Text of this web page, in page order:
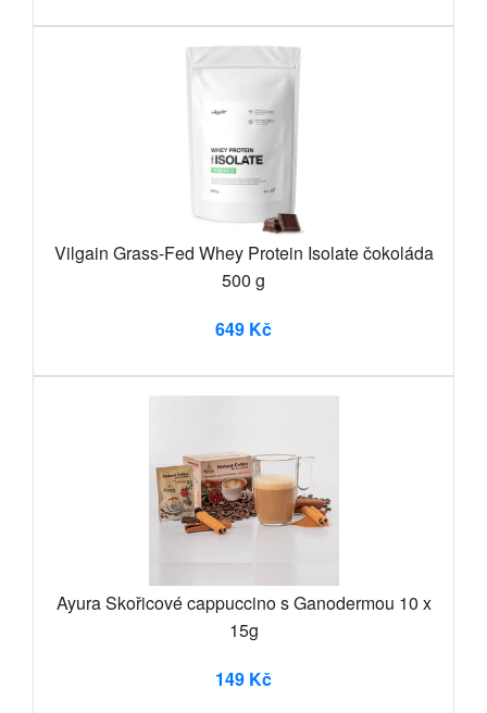
Vilgain Grass-Fed Whey Protein Isolate čokoláda
500 g
649 Kč
Ayura Skořicové cappuccino s Ganodermou 10 x
15g
149 Kč